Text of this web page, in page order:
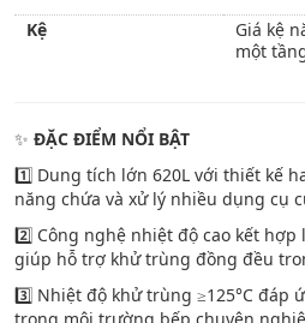
Kệ
Giá kệ
một
✨ ĐẶC ĐIỂM NỔI BẬT
1️⃣ Dung tích lớn 620L với thiết kế
năng chứa và xử lý nhiều dụng cụ
2️⃣ Công nghệ nhiệt độ cao kết
giúp hỗ trợ khử trùng đồng đều
3️⃣ Nhiệt độ khử trùng ≥125°C đáp